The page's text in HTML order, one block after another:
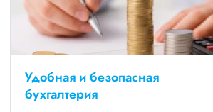
Удобная и безопасная
бухгалтерия